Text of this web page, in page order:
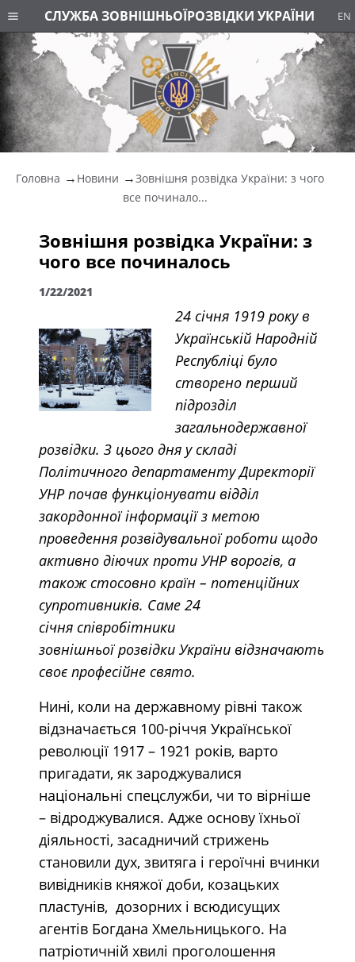
СЛУЖБА ЗОВНІШНЬОЇРОЗВІДКИ УКРАЇНИ EN
Головна Новини
Зовнішня розвідка України: з чого
все починало...
Зовнішня розвідка України: з
чого все починалось
1/22/2021
24 січня 1919 року в
Українській Народній
Республіці було
створено перший
підрозділ
загальнодержавної
розвідки. З цього дня у складі
Політичного департаменту Директорії
УНР почав функціонувати відділ
закордонної інформації з метою
проведення розвідувальної роботи щодо
активно діючих проти УНР ворогів, а
також стосовно країн – потенційних
супротивників. Саме 24
січня співробітники
зовнішньої розвідки України відзначають
своє професійне свято.
Нині, коли на державному рівні також
відзначається 100-річчя Української
революції 1917 – 1921 років, варто
пригадати, як зароджувалися
національні спецслужби, чи то вірніше
– відроджувалися. Адже основу їхньої
діяльності, засадничий стрижень
становили дух, звитяга і героїчні вчинки
вивідників княжої доби, козацьких
пластунів, дозорних і всюдисущих
агентів Богдана Хмельницького. На
патріотичній хвилі проголошення